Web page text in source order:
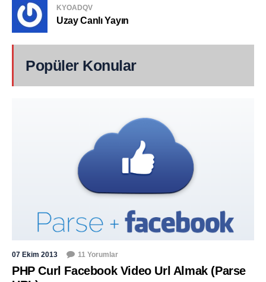
KYOADQV
Uzay Canlı Yayın
Popüler Konular
07 Ekim 2013 11 Yorumlar
PHP Curl Facebook Video Url Almak (Parse